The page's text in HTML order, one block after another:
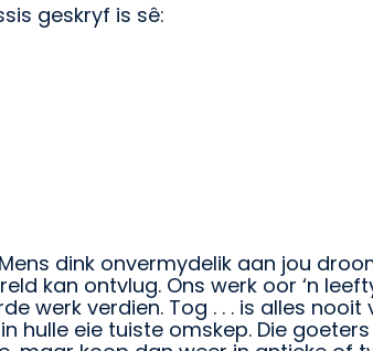
geskryf is sê:
dink onvermydelik aan jou
kan ontvlug. Ons werk oor ‘n
werk verdien. Tog . . . is alles
hulle eie tuiste omskep. Die